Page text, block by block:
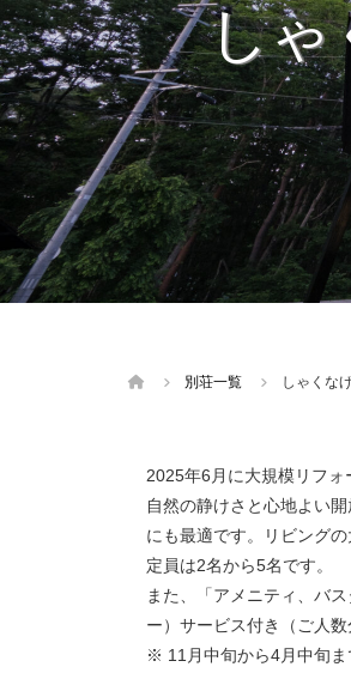
しゃ
別荘一覧 しゃくな
2025年6月に大規模リフォ
自然の静けさと心地よい
にも最適です。リビング
定員は2名から5名です。
また、「アメニティ、バ
ー）サービス付き（ご人
※ 11月中旬から4月中旬ま